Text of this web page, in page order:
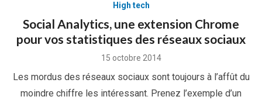
High tech
Social Analytics, une extension Chrome
pour vos statistiques des réseaux sociaux
Posted
15 octobre 2014
Les mordus des réseaux sociaux sont toujours à l’affût du
moindre chiffre les intéressant. Prenez l’exemple d’un